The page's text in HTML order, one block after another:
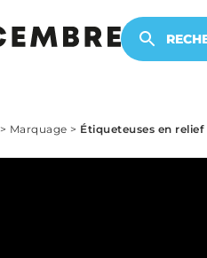
PRODUITS ÉLECTRONIQUES
> Marquage > Étiqueteuses en relief